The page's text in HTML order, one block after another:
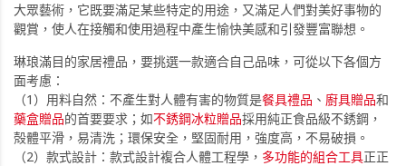
大眾藝術，它既要滿足某些特定的用途，又滿足人們對美好事物的
觀賞，使人在接觸和使用過程中產生愉快美感和引發豐富聯想。
琳琅滿目的家居禮品，要挑選一款適合自己品味，可從以下各個方
面考慮：
（1）用料自然：不產生對人體有害的物質是餐具禮品 、 廚具贈品和
藥盒贈品的首要要求；如不銹鋼冰粒贈品採用純正食品級不銹鋼，
殻體平滑，易清洗；環保安全，堅固耐用，強度高，不易破損。
（2）款式設計：款式設計複合人體工程學， 多功能的組合工具正正